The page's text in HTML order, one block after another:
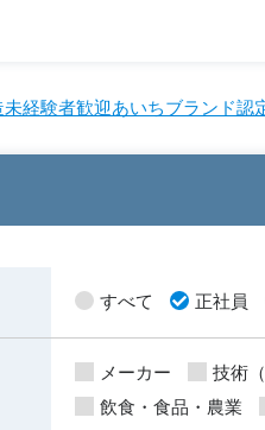
未経験者歓迎あいちブランド認
すべて 正社員
メーカー 技術
飲食・食品・農業